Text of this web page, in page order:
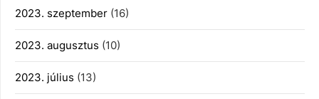
2023. szeptember (16)
2023. augusztus (10)
2023. július (13)